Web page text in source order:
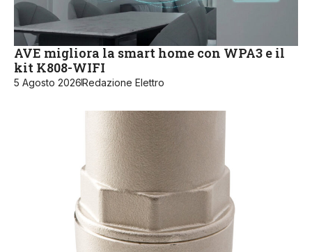
AVE migliora la smart home con WPA3 e il
kit K808-WIFI
5 Agosto 2026Redazione Elettro